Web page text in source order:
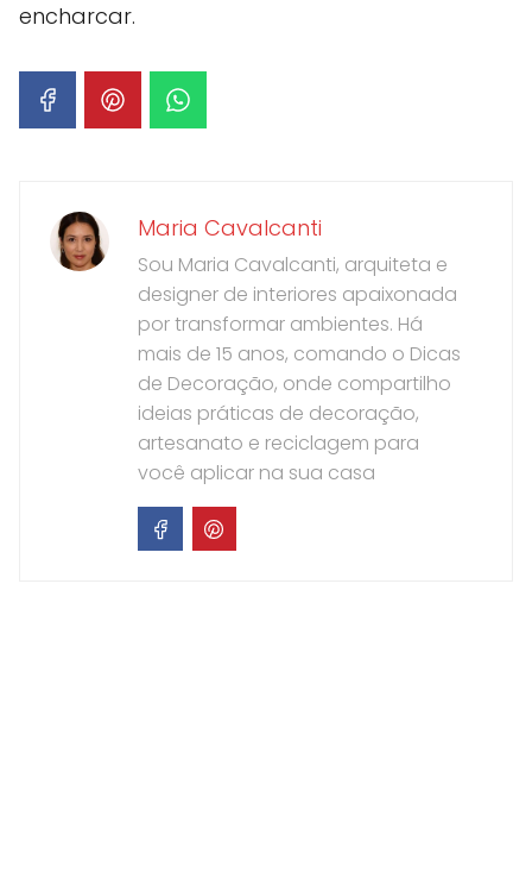
encharcar.
Maria Cavalcanti
Sou Maria Cavalcanti, arquiteta e
designer de interiores apaixonada
por transformar ambientes. Há
mais de 15 anos, comando o Dicas
de Decoração, onde compartilho
ideias práticas de decoração,
artesanato e reciclagem para
você aplicar na sua casa